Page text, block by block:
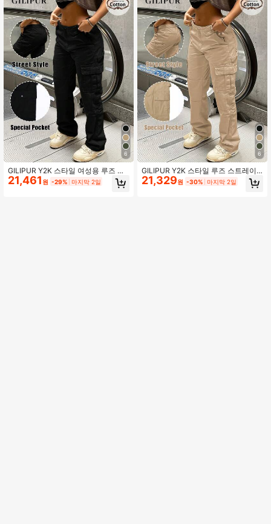
6
GILIPUR Y2K 스타일 여성용 루즈 스
트레이트 레그 블랙 멀티 포켓 캐주얼
레트로 우아한 와이드 레그 팬츠, 스트
21,461 원 -29% 마지막 2일
6
GILIPUR Y2K 스타일 루즈 스트레이
트 카키 멀티 포켓 캐주얼 레트로 우아
한 와이드 레그 팬츠, 스트리트 패션
21,329원 -30% 마지막 2일